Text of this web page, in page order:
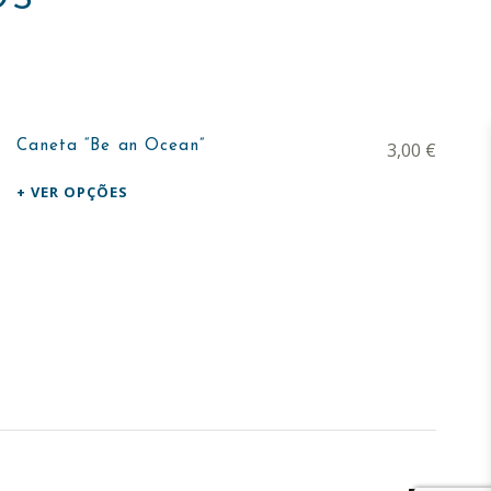
Caneta “Be an Ocean” 3,00 €
VER OPÇÕES
Facebook